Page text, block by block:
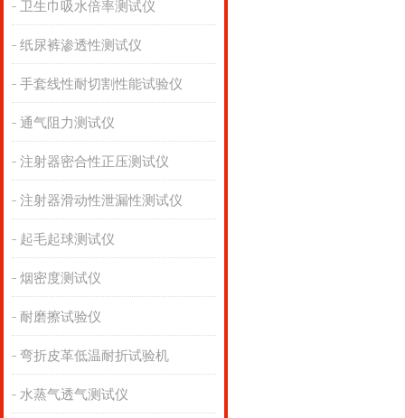
卫生巾吸水倍率测试仪
纸尿裤渗透性测试仪
手套线性耐切割性能试验仪
通气阻力测试仪
注射器密合性正压测试仪
注射器滑动性泄漏性测试仪
起毛起球测试仪
烟密度测试仪
耐磨擦试验仪
弯折皮革低温耐折试验机
水蒸气透气测试仪